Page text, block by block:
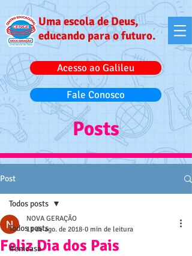
Uma escola de Deus,
educando para o futuro.
Acesso ao Galileu
Fale Conosco
Posts
Post
Todos posts
#emcasa
Todos posts
Feliz Dia dos Pais
NOVA GERAÇÃO
11 de ago. de 2018 0 min de leitura